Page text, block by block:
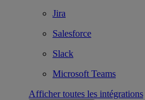
Jira
Salesforce
Slack
Microsoft Teams
Afficher toutes les intégrations